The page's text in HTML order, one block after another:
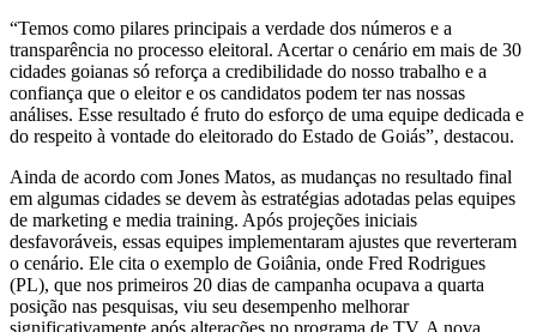
“Temos como pilares principais a verdade dos números e a
transparência no processo eleitoral. Acertar o cenário em mais de 30
cidades goianas só reforça a credibilidade do nosso trabalho e a
confiança que o eleitor e os candidatos podem ter nas nossas
análises. Esse resultado é fruto do esforço de uma equipe dedicada e
do respeito à vontade do eleitorado do Estado de Goiás”, destacou.
Ainda de acordo com Jones Matos, as mudanças no resultado final
em algumas cidades se devem às estratégias adotadas pelas equipes
de marketing e media training. Após projeções iniciais
desfavoráveis, essas equipes implementaram ajustes que reverteram
o cenário. Ele cita o exemplo de Goiânia, onde Fred Rodrigues
(PL), que nos primeiros 20 dias de campanha ocupava a quarta
posição nas pesquisas, viu seu desempenho melhorar